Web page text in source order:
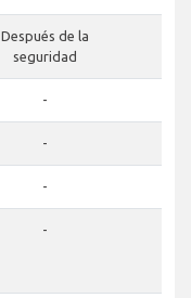
Después de la
seguridad
-
-
-
-